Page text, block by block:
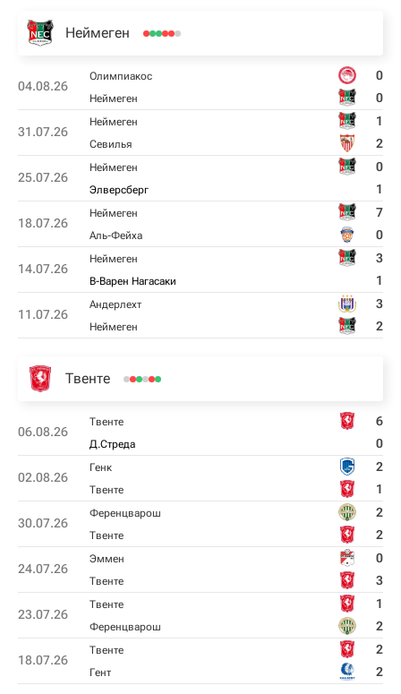
Неймеген
04.08.26
Олимпиакос 0
Неймеген 0
31.07.26
Неймеген 1
Севилья 2
25.07.26
Неймеген 0
Элверсберг 1
18.07.26
Неймеген 7
Аль-Фейха 0
14.07.26
Неймеген 3
В-Варен Нагасаки 1
11.07.26
Андерлехт 3
Неймеген 2
Твенте
06.08.26
Твенте 6
Д.Стреда 0
02.08.26
Генк 2
Твенте 1
30.07.26
Ференцварош 2
Твенте 2
24.07.26
Эммен 0
Твенте 3
23.07.26
Твенте 1
Ференцварош 2
18.07.26
Твенте 2
Гент 2